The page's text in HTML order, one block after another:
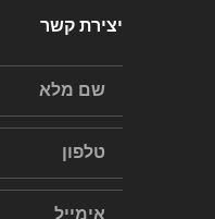
יצירת קשר